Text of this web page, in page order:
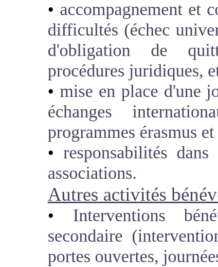
accompagnement et
difficultés (échec
d'obligation de
procédures juridiques,
mise en place d'une
échanges
programmes érasmus
responsabilités
associations.
Autres activités
Interventions
secondaire
portes ouvertes,